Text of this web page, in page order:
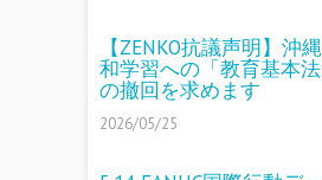
【ZENKO抗議声明】沖
和学習への「教育基本
の撤回を求めます
2026/05/25